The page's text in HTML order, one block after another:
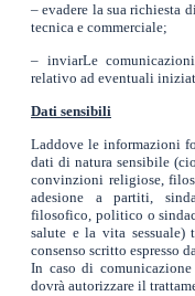
– evadere la sua richiesta
tecnica e commerciale;
– inviarLe
relativo ad eventuali
Dati sensibili
Laddove le informazioni
dati di natura sensibile
convinzioni religiose,
adesione a partiti,
filosofico, politico o
salute e la vita
consenso scritto espresso
In caso di
dovrà autorizzare il